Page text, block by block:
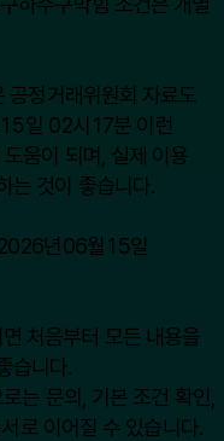
공정거래위원회 자료도
일 02시17분 이런
움이 되며, 실제 이용
는 것이 좋습니다.
년06월15일
처음부터 모든 내용을
습니다.
는 문의, 기본 조건 확인,
로 이어질 수 있습니다.